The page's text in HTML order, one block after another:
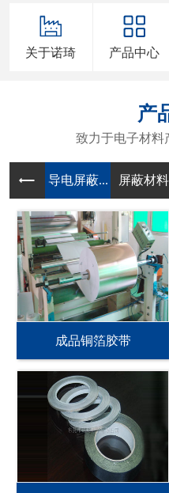
关于诺琦 产品中心
产
致力于电子材料
导电屏蔽... 屏蔽材料
成品铜箔胶带